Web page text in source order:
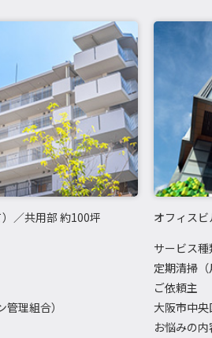
／共用部 約100坪
理組合）
オフィス
サービス種
定期清掃
ご依頼主
大阪市中
お悩みの内